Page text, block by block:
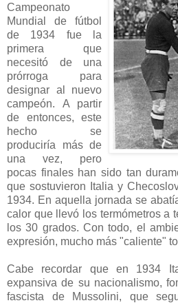
Campeonato
Mundial de fútbol
de 1934 fue la
primera que
necesitó de una
prórroga para
designar al nuevo
campeón. A partir
de entonces, este
hecho se
produciría más de
una vez, pero
pocas finales han sido tan
que sostuvieron Italia y
1934. En aquella jornada se
calor que llevó los termómetros a
los 30 grados. Con todo, el
expresión, mucho más "caliente"
Cabe recordar que en 1934
expansiva de su nacionalismo,
fascista de Mussolini, que